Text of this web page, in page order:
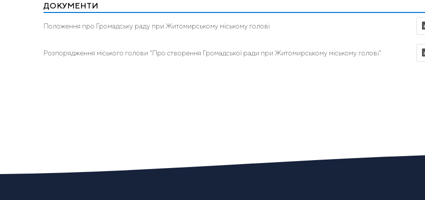
ДОКУМЕНТИ
Положення про Громадську раду при Житомирському міському голові
Розпорядження міського голови "Про створення Громадської ради при Житомирському міському голові"